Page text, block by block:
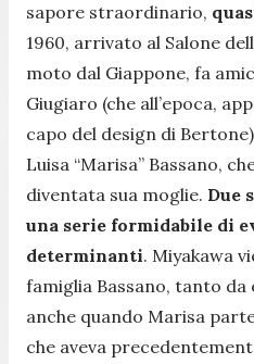
sapore straordinario,
1960, arrivato al Salone
moto dal Giappone, fa
Giugiaro (che all’epoca,
capo del design di
Luisa “Marisa” Bassano,
diventata sua moglie. Due
una serie formidabile di
determinanti. Miyakawa
famiglia Bassano, tanto da
anche quando Marisa
che aveva